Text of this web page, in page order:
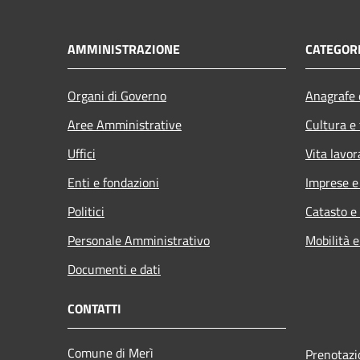
AMMINISTRAZIONE
Organi di Governo
Aree Amministrative
Uffici
Enti e fondazioni
Politici
Personale Amministrativo
Documenti e dati
Cultura
Vita
Imprese
Catasto
Mobilità
CONTATTI
Comune di Merì